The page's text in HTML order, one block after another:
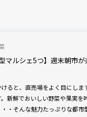
マルシェ5つ】週末朝市
ると、直売場をよく目にし
新鮮でおいしい野菜や果実
・そんな魅力たっぷりな都